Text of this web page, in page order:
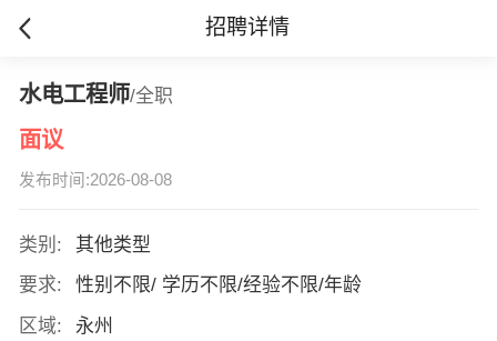
招聘详情
水电工程师/全职
面议
发布时间:2026-08-08
类别:
其他类型
要求:
性别不限/ 学历不限/经验不限/年龄
区域:
永州